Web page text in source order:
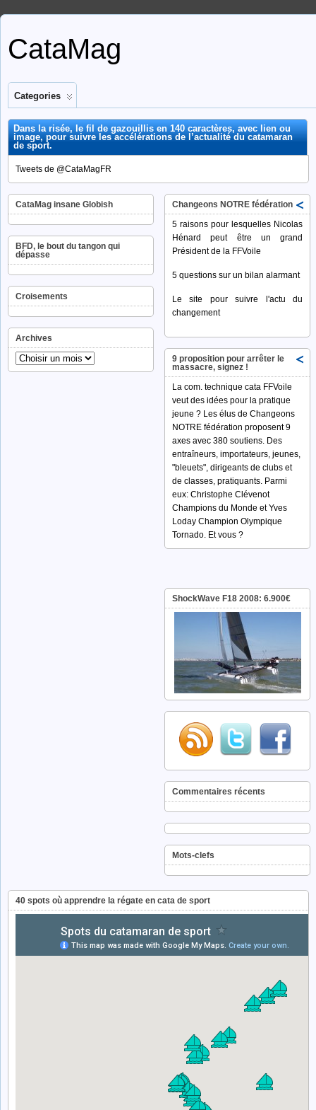
CataMag
Categories
Dans la risée, le fil de gazouillis en 140 caractères, avec lien ou
image, pour suivre les accélérations de l’actualité du catamaran
de sport.
Tweets de @CataMagFR
CataMag insane Globish
BFD, le bout du tangon qui
dépasse
Croisements
Archives
Changeons NOTRE fédération
5 raisons pour lesquelles Nicolas
Hénard peut être un grand
Président de la FFVoile
5 questions sur un bilan alarmant
Le site pour suivre l'actu du
changement
9 proposition pour arrêter le
massacre, signez !
La com. technique cata FFVoile
veut des idées pour la pratique
jeune ? Les élus de Changeons
NOTRE fédération proposent 9
axes avec 380 soutiens. Des
entraîneurs, importateurs, jeunes,
"bleuets", dirigeants de clubs et
de classes, pratiquants. Parmi
eux: Christophe Clévenot
Champions du Monde et Yves
Loday Champion Olympique
Tornado. Et vous ?
ShockWave F18 2008: 6.900€
Commentaires récents
Mots-clefs
40 spots où apprendre la régate en cata de sport